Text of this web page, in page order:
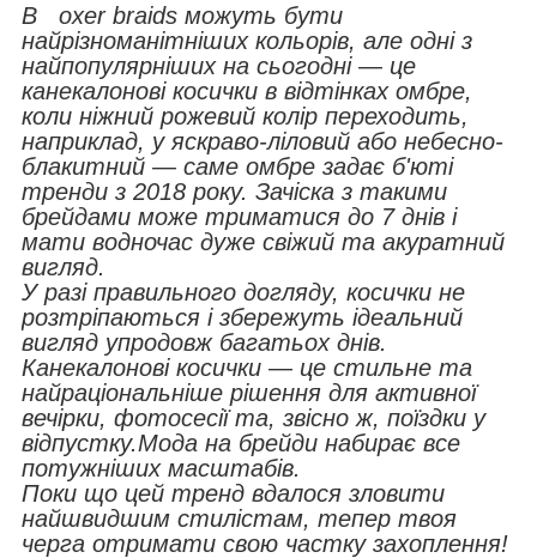
B oxer braids можуть бути
найрізноманітніших кольорів, але одні з
найпопулярніших на сьогодні — це
канекалонові косички в відтінках омбре,
коли ніжний рожевий колір переходить,
наприклад, у яскраво-ліловий або небесно-
блакитний — саме омбре задає б'юті
тренди з 2018 року. Зачіска з такими
брейдами може триматися до 7 днів і
мати водночас дуже свіжий та акуратний
вигляд.
У разі правильного догляду, косички не
розтріпаються і збережуть ідеальний
вигляд упродовж багатьох днів.
Канекалонові косички — це стильне та
найраціональніше рішення для активної
вечірки, фотосесії та, звісно ж, поїздки у
відпустку.Мода на брейди набирає все
потужніших масштабів.
Поки що цей тренд вдалося зловити
найшвидшим стилістам, тепер твоя
черга отримати свою частку захоплення!